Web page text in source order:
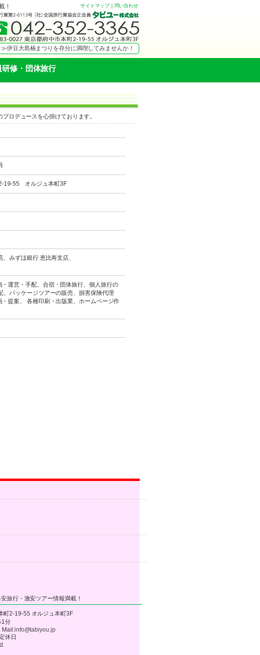
！ サイトマップ｜ 問い合わせ
≫伊豆大島椿まつりを存分に満喫してみませんか！
≫東京アイランドシリーズ オフィシャルツアー！
≫自然と文化にふれる旅～佐渡旅行・佐渡ツアー～
≫のんびり島旅！伊豆七島ツアーへ行ってみません
か？
≫合宿プラン！スポーツ・ゼミなんでもおまかせ！
格安情報満載です！
≫団体旅行、団体様専用プラン！幹事様必見です！
≫お得な国内ツアー！好評発売中！
研修・団体旅行
ロデュースを心掛けております。
19-55 オルジュ本町3F
みずほ銀行 恵比寿支店、
運営・手配、合宿・団体旅行、個人旅行の
、パッケージツアーの販売、損害保険代理
提案、 各種印刷・出版業、ホームページ作
旅行・激安ツアー情報満載！
町2-19-55 オルジュ本町3F
1分
info@tabiyou.jp
休日